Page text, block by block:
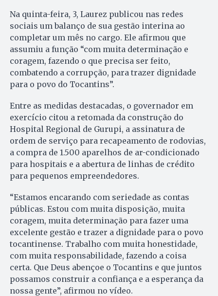
Na quinta-feira, 3, Laurez publicou nas redes
sociais um balanço de sua gestão interina ao
completar um mês no cargo. Ele afirmou que
assumiu a função “com muita determinação e
coragem, fazendo o que precisa ser feito,
combatendo a corrupção, para trazer dignidade
para o povo do Tocantins”.
Entre as medidas destacadas, o governador em
exercício citou a retomada da construção do
Hospital Regional de Gurupi, a assinatura de
ordem de serviço para recapeamento de rodovias,
a compra de 1.500 aparelhos de ar-condicionado
para hospitais e a abertura de linhas de crédito
para pequenos empreendedores.
“Estamos encarando com seriedade as contas
públicas. Estou com muita disposição, muita
coragem, muita determinação para fazer uma
excelente gestão e trazer a dignidade para o povo
tocantinense. Trabalho com muita honestidade,
com muita responsabilidade, fazendo a coisa
certa. Que Deus abençoe o Tocantins e que juntos
possamos construir a confiança e a esperança da
nossa gente”, afirmou no vídeo.